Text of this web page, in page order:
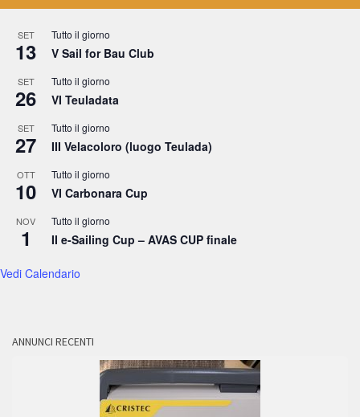
SET
13
Tutto il giorno
V Sail for Bau Club
SET
26
Tutto il giorno
VI Teuladata
SET
27
Tutto il giorno
III Velacoloro (luogo Teulada)
OTT
10
Tutto il giorno
VI Carbonara Cup
NOV
1
Tutto il giorno
II e-Sailing Cup – AVAS CUP finale
Vedi Calendario
ANNUNCI RECENTI